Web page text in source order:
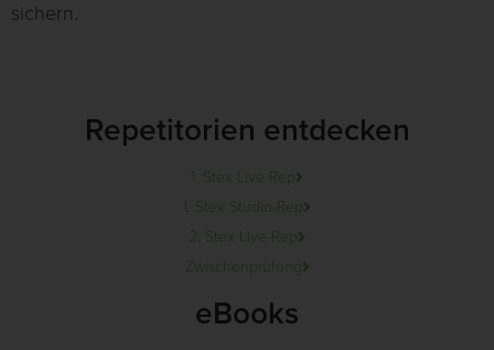
sichern.
Repetitorien entdecken
1. Stex Live-Rep
1. Stex Studio-Rep
2. Stex Live-Rep
Zwischenprüfung
eBooks